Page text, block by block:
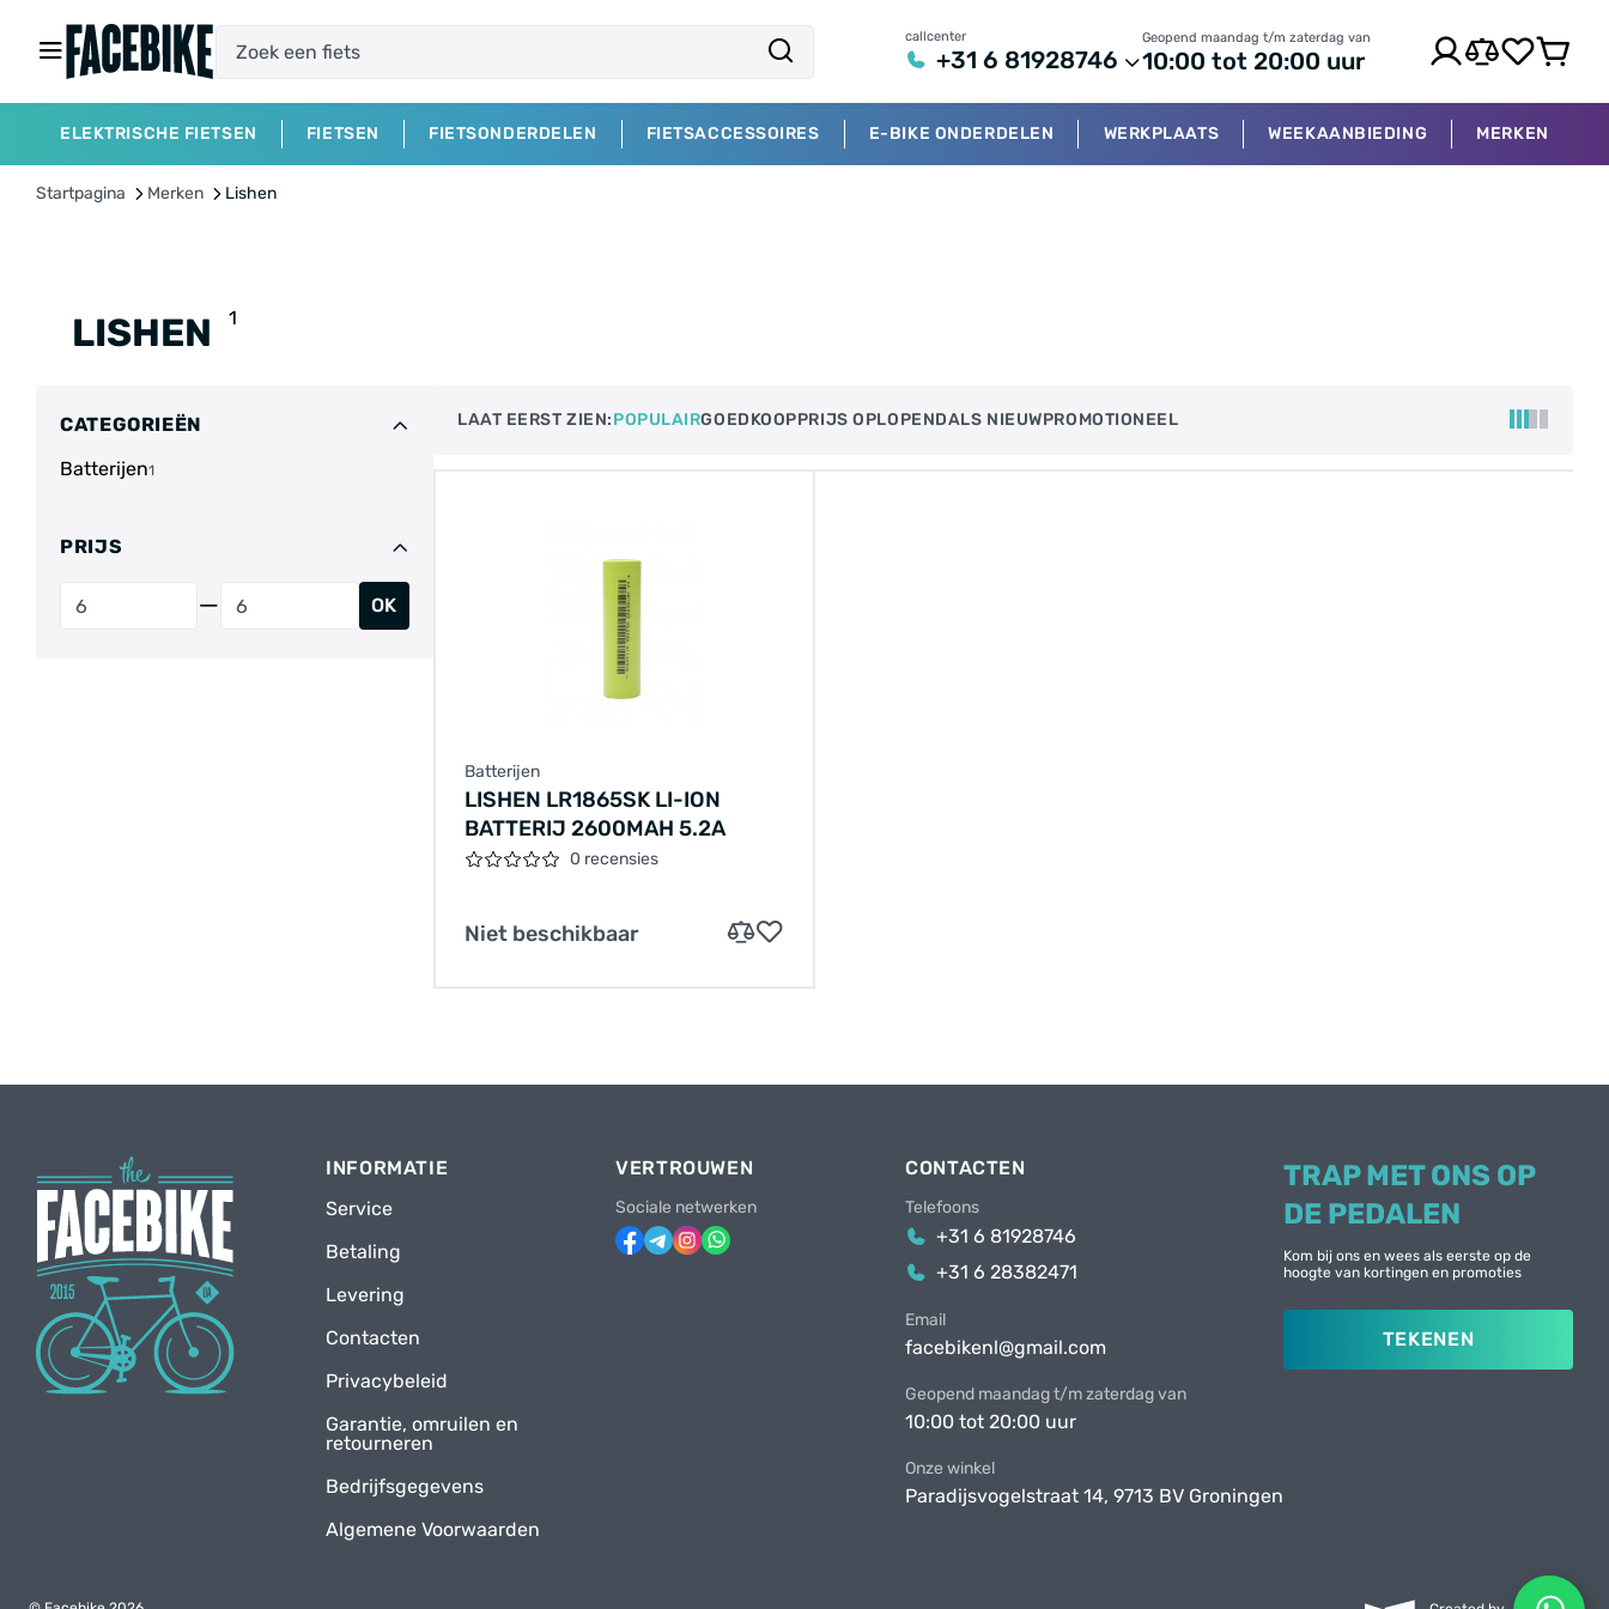
callcenter
+31 6 81928746
Geopend maandag t/m zaterdag van
10:00 tot 20:00 uur
ELEKTRISCHE FIETSEN FIETSEN FIETSONDERDELEN FIETSACCESSOIRES E-BIKE ONDERDELEN WERKPLAATS WEEKAANBIEDING MERKEN
Startpagina Merken Lishen
LISHEN 1
CATEGORIEËN
Batterijen1
PRIJS
OK
LAAT EERST ZIEN:POPULAIRGOEDKOOPPRIJS OPLOPEND​ALS NIEUWPROMOTIONEEL
Batterijen
LISHEN LR1865SK LI-ION
BATTERIJ 2600MAH 5.2A
0 recensies
Niet beschikbaar
INFORMATIE
Service
Betaling
Levering
Contacten
Privacybeleid
Garantie, omruilen en
retourneren
Bedrijfsgegevens
Algemene Voorwaarden
VERTROUWEN
Sociale netwerken
CONTACTEN
Telefoons
+31 6 81928746
+31 6 28382471
Email
facebikenl@gmail.com
Geopend maandag t/m zaterdag van
10:00 tot 20:00 uur
Onze winkel
Paradijsvogelstraat 14, 9713 BV Groningen
TRAP MET ONS OP
DE PEDALEN
Kom bij ons en wees als eerste op de
hoogte van kortingen en promoties
TEKENEN